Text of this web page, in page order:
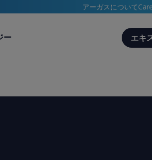
アーガスについて
ー エキ